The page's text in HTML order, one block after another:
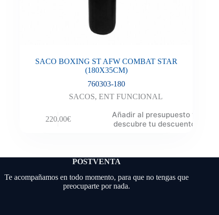
SACO BOXING ST AFW COMBAT STAR
(180X35CM)
760303-180
SACOS,ENT FUNCIONAL
220.00€
Añadir al presupuesto y
descubre tu descuento
POSTVENTA
Te acompañamos en todo momento, para que no tengas que
preocuparte por nada.